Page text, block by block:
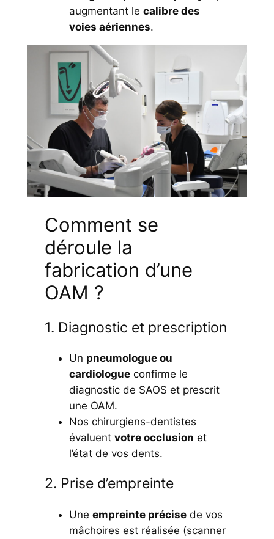
augmentant le calibre des
voies aériennes.
Comment se
déroule la
fabrication d’une
OAM ?
1. Diagnostic et prescription
Un pneumologue ou
cardiologueconfirme le
diagnostic de SAOS et prescrit
une OAM.
Nos chirurgiens-dentistes
évaluent votre occlusion et
l’état de vos dents.
2. Prise d’empreinte
Une empreinte précisede vos
mâchoires est réalisée (scanner